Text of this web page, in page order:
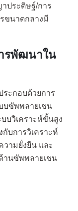
ประดิษฐ์/การ
รขนาดกลางมี
รพัฒนาใน
ระกอบด้วยการ
บซัพพลายเชน
บวิเคราะห์ขั้นสูง
บการวิเคราะห์
ามยั่งยืน และ
านซัพพลายเชน